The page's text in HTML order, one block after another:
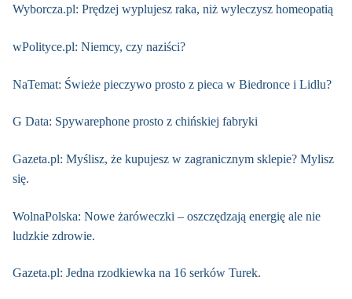
Wyborcza.pl: Prędzej wyplujesz raka, niż wyleczysz homeopatią
wPolityce.pl: Niemcy, czy naziści?
NaTemat: Świeże pieczywo prosto z pieca w Biedronce i Lidlu?
G Data: Spywarephone prosto z chińskiej fabryki
Gazeta.pl: Myślisz, że kupujesz w zagranicznym sklepie? Mylisz
się.
WolnaPolska: Nowe żaróweczki – oszczędzają energię ale nie
ludzkie zdrowie.
Gazeta.pl: Jedna rzodkiewka na 16 serków Turek.